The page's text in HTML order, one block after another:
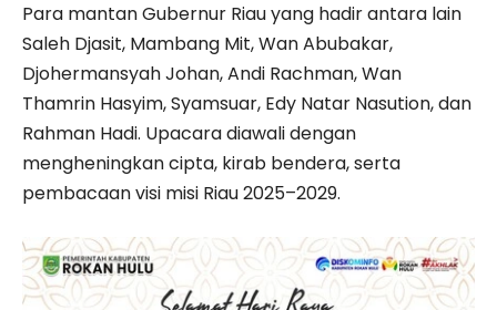
Para mantan Gubernur Riau yang hadir antara lain
Saleh Djasit, Mambang Mit, Wan Abubakar,
Djohermansyah Johan, Andi Rachman, Wan
Thamrin Hasyim, Syamsuar, Edy Natar Nasution, dan
Rahman Hadi. Upacara diawali dengan
mengheningkan cipta, kirab bendera, serta
pembacaan visi misi Riau 2025–2029.